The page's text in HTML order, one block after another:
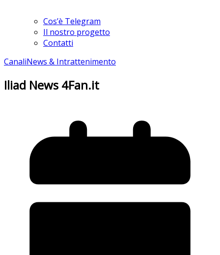
Cos’è Telegram
Il nostro progetto
Contatti
CanaliNews & Intrattenimento
Iliad News 4Fan.it